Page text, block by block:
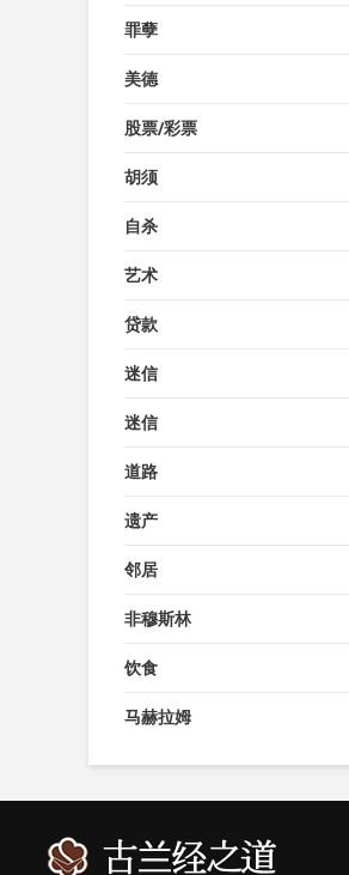
罪孽
美德
股票/彩票
胡须
自杀
艺术
贷款
迷信
迷信
道路
遗产
邻居
非穆斯林
饮食
马赫拉姆